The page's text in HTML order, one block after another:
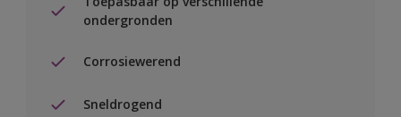
ondergronden
Corrosiewerend
Sneldrogend